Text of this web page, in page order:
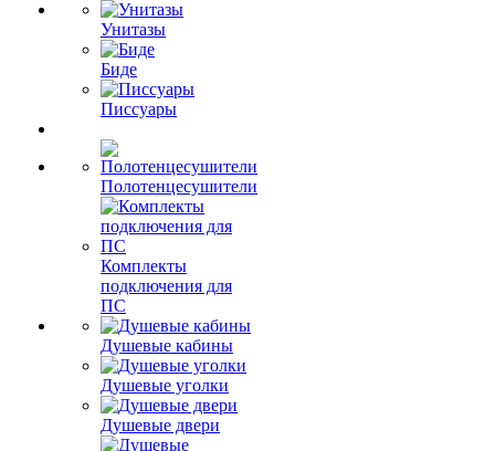
Унитазы
Биде
Писсуары
Полотенцесушители
Комплекты
подключения для
ПС
Душевые кабины
Душевые уголки
Душевые двери